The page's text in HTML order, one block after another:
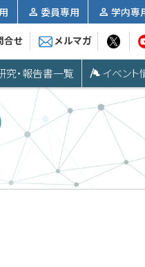
究・報告書一覧 イベント
委員専用 学内専
合せ メルマガ